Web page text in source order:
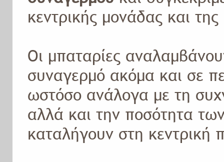
κεντρικής μονάδας και
Οι μπαταρίες
συναγερμό ακόμα και σε
ωστόσο ανάλογα με τη
αλλά και την ποσότητα
καταλήγουν στη